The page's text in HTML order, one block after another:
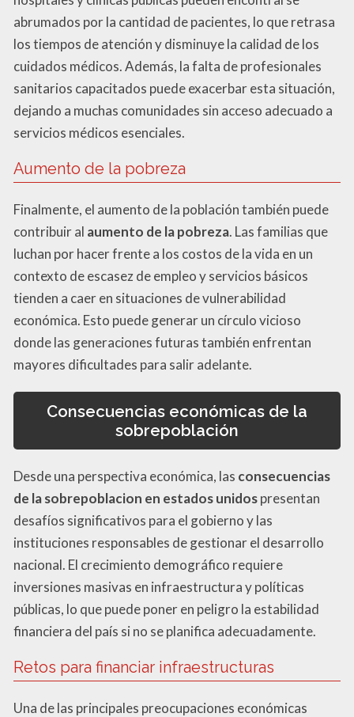
abrumados por la cantidad de pacientes, lo que retrasa
los tiempos de atención y disminuye la calidad de los
cuidados médicos. Además, la falta de profesionales
sanitarios capacitados puede exacerbar esta situación,
dejando a muchas comunidades sin acceso adecuado a
servicios médicos esenciales.
Aumento de la pobreza
Finalmente, el aumento de la población también puede
contribuir al aumento de la pobreza. Las familias que
luchan por hacer frente a los costos de la vida en un
contexto de escasez de empleo y servicios básicos
tienden a caer en situaciones de vulnerabilidad
económica. Esto puede generar un círculo vicioso
donde las generaciones futuras también enfrentan
mayores dificultades para salir adelante.
Consecuencias económicas de la
sobrepoblación
Desde una perspectiva económica, las consecuencias
de la sobrepoblacion en estados unidospresentan
desafíos significativos para el gobierno y las
instituciones responsables de gestionar el desarrollo
nacional. El crecimiento demográfico requiere
inversiones masivas en infraestructura y políticas
públicas, lo que puede poner en peligro la estabilidad
financiera del país si no se planifica adecuadamente.
Retos para financiar infraestructuras
Una de las principales preocupaciones económicas